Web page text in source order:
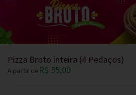
Pizza Broto inteira (4 Pedaços)
A partir deR$ 55,00